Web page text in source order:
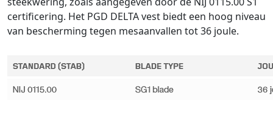
certificering. Het PGD DELTA vest biedt een hoog niveau
van bescherming tegen mesaanvallen tot 36 joule.